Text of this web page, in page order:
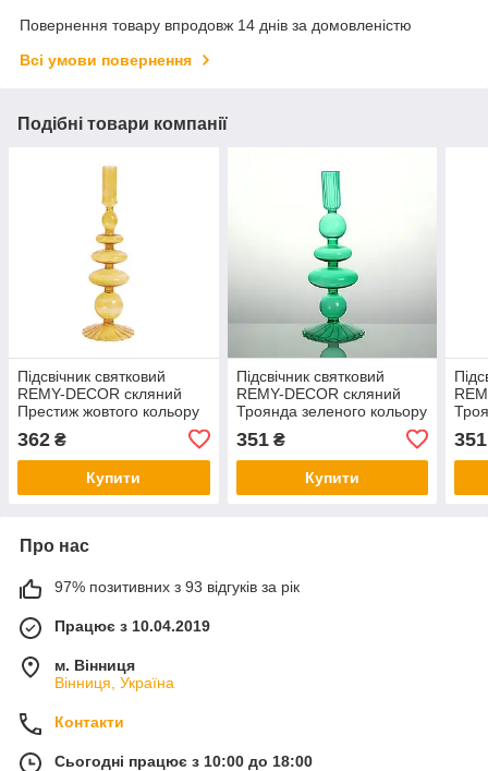
Повернення товару впродовж 14 днів за домовленістю
Всі умови повернення
Подібні товари компанії
Підсвічник святковий
REMY-DEСOR скляний
Престиж жовтого кольору
для тонкої свічки висота
28 см декор для дому
362 ₴
Купити
Підсвічник святковий
REMY-DEСOR скляний
Троянда зеленого кольору
для тонкої свічки висота
22 см декор для дому
351₴
Купити
351
Про нас
97% позитивних з 93 відгуків за рік
Працює з 10.04.2019
м. Вінниця
Вінниця, Україна
Контакти
Сьогодні працює з 10:00 до 18:00